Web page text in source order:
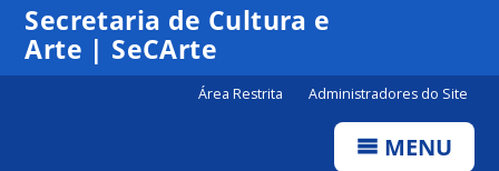
Secretaria de Cultura e
Arte | SeCArte
Área Restrita Administradores do Site
MENU